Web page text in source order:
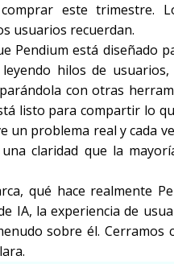
este trimestre.
usuarios recuerdan.
Pendium está diseñado
leyendo hilos de
con otras
listo para compartir lo
problema real y cada
claridad que la
qué hace realmente
IA, la experiencia de
sobre él.